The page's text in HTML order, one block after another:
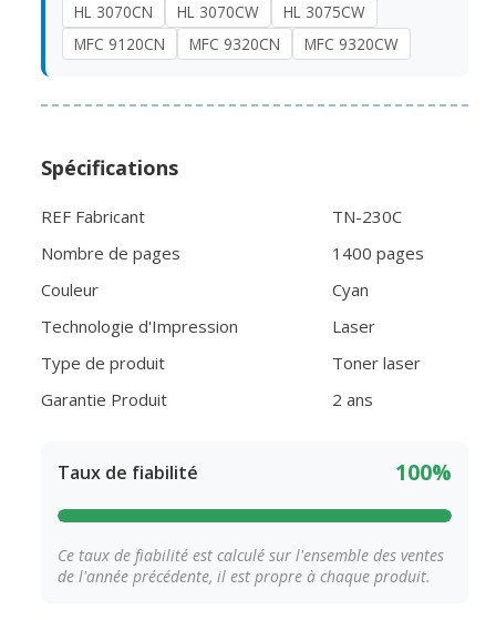
HL 3070CN
HL 3070CW
HL 3075CW
MFC 9120CN
MFC 9320CN MFC 9320CW
Spécifications
REF Fabricant
TN-230C
Nombre de pages
1400 pages
Couleur
Cyan
Technologie d'Impression
Laser
Type de produit
Toner laser
Garantie Produit
2 ans
Taux de fiabilité 100%
Ce taux de fiabilité est calculé sur l'ensemble des ventes
de l'année précédente, il est propre à chaque produit.